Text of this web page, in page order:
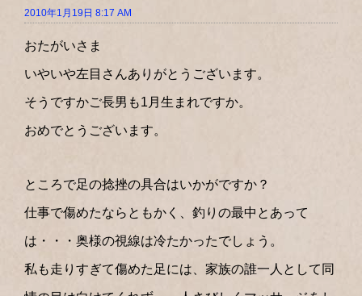
2010年1月19日 8:17 AM
おたがいさま
いやいや左目さんありがとうございます。
そうですかご長男も1月生まれですか。
おめでとうございます。
ところで足の捻挫の具合はいかがですか？
仕事で傷めたならともかく、釣りの最中とあって
は・・・奥様の視線は冷たかったでしょう。
私も走りすぎて傷めた足には、家族の誰一人として同